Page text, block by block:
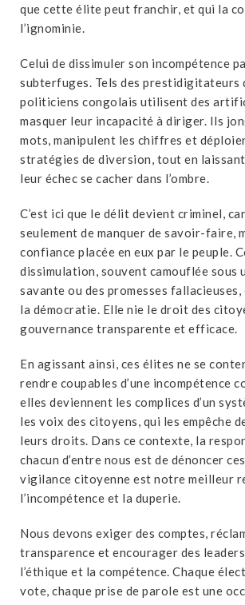
que cette élite peut franchir, et qui la
l’ignominie.
Celui de dissimuler son incompétence
subterfuges. Tels des prestidigitateurs
politiciens congolais utilisent des
masquer leur incapacité à diriger. Ils
mots, manipulent les chiffres et
stratégies de diversion, tout en
leur échec se cacher dans l’ombre.
C’est ici que le délit devient criminel,
seulement de manquer de savoir-faire,
confiance placée en eux par le peuple.
dissimulation, souvent camouflée sous
savante ou des promesses
la démocratie. Elle nie le droit des
gouvernance transparente et efficace.
En agissant ainsi, ces élites ne se
rendre coupables d’une incompétence
elles deviennent les complices d’un
les voix des citoyens, qui les empêche
leurs droits. Dans ce contexte, la
chacun d’entre nous est de dénoncer
vigilance citoyenne est notre meilleur
l’incompétence et la duperie.
Nous devons exiger des comptes,
transparence et encourager des
l’éthique et la compétence. Chaque
vote, chaque prise de parole est une